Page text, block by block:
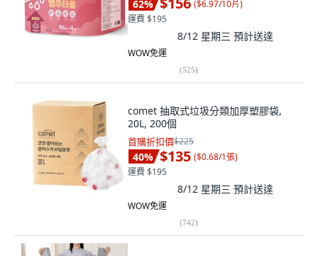
62% ($6.97/10片)
運費 $195
8/12 星期三 預計送達
WOW免運
(525)
comet 抽取式垃圾分類加厚塑膠袋,
20L, 200個
首購折扣價$225
40% $135 ($0.68/1張)
運費 $195
8/12 星期三 預計送達
WOW免運
(742)